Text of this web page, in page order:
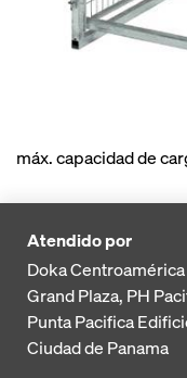
máx. capacidad de
Atendido por
Doka Centroamérica
Grand Plaza, PH
Punta Pacifica
Ciudad de Panama